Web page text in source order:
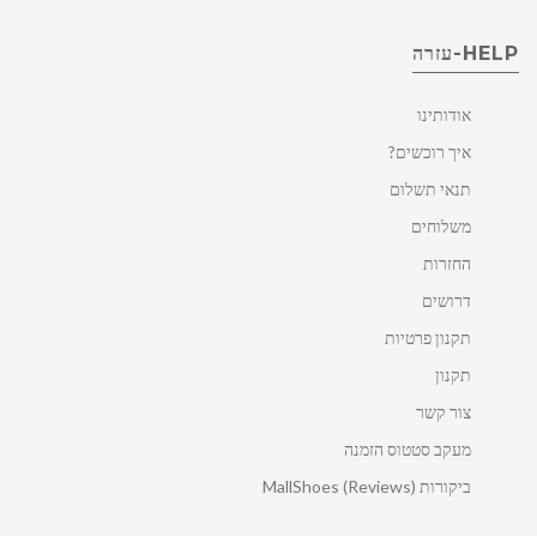
HELP-עזרה
אודותינו
איך רוכשים?
תנאי תשלום
משלוחים
החזרות
דרושים
תקנון פרטיות
תקנון
צור קשר
מעקב סטטוס הזמנה
ביקורות MallShoes (Reviews)